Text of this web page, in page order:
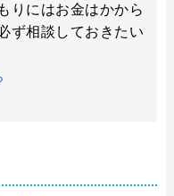
りにはお金はかから
ず相談しておきたい